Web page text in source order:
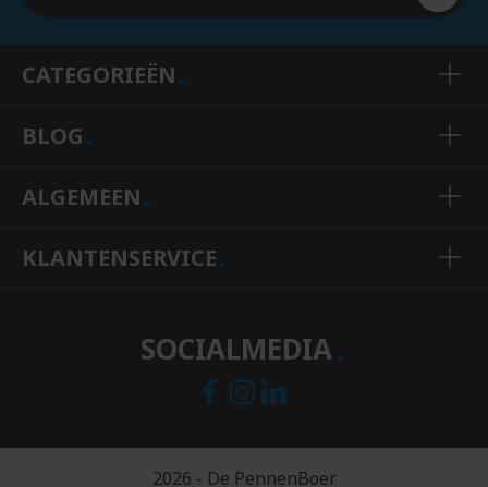
CATEGORIEËN
BLOG
ALGEMEEN
KLANTENSERVICE
SOCIALMEDIA
2026 - De PennenBoer